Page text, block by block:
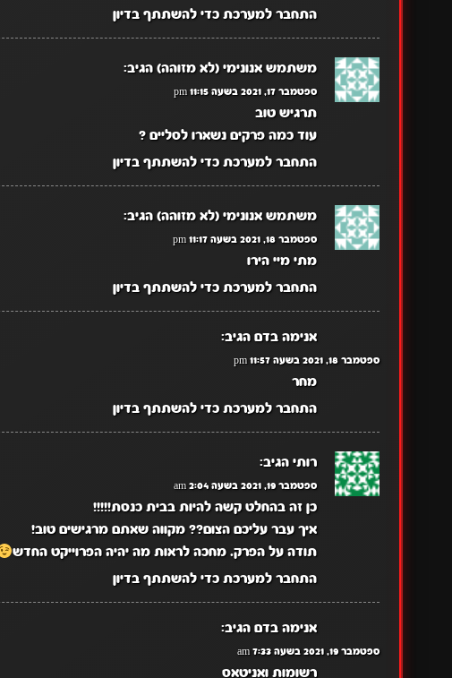
התחבר למערכת כדי להשתתף בדיון
משתמש אנונימי (לא מזוהה) הגיב:
ספטמבר 17, 2021 בשעה 11:15 pm
תרגיש טוב
עוד כמה פרקים נשארו לסליים ?
התחבר למערכת כדי להשתתף בדיון
משתמש אנונימי (לא מזוהה) הגיב:
ספטמבר 18, 2021 בשעה 11:17 pm
מתי מיי הירו
התחבר למערכת כדי להשתתף בדיון
אנימה בדם הגיב:
ספטמבר 18, 2021 בשעה 11:57 pm
מחר
התחבר למערכת כדי להשתתף בדיון
רותי הגיב:
ספטמבר 19, 2021 בשעה 2:04 am
כן זה בהחלט קשה להיות בבית כנסת!!!!!
איך עבר עליכם הצום?? מקווה שאתם מרגישים טוב!
תודה על הפרק. מחכה לראות מה יהיה הפרוייקט החדש
התחבר למערכת כדי להשתתף בדיון
אנימה בדם הגיב:
ספטמבר 19, 2021 בשעה 7:33 am
רשומות ואניטאס